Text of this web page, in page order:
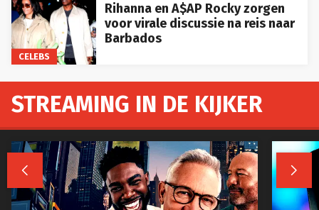
CELEBS
Rihanna en A$AP Rocky zorgen
voor virale discussie na reis naar
Barbados
STREAMING IN DE KIJKER
 